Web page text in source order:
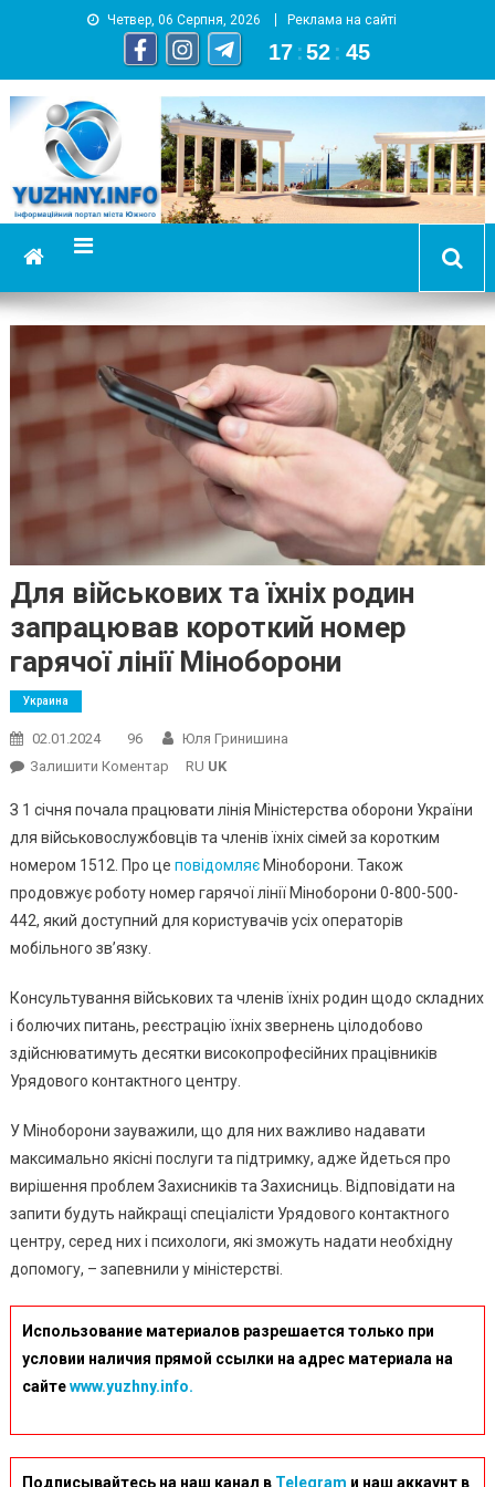
Четвер, 06 Серпня, 2026 Реклама на сайті
17 :52 : 45
YUZHNY.INFO
информационный портал города Южный
Для військових та їхніх родин
запрацював короткий номер
гарячої лінії Міноборони
Украина
02.01.2024 96
Юля Гринишина
Залишити КоментарOn
Військових
Та
Їхніх
Родин
Запрацював
Гарячої
Лінії
RU UK
З 1 січня почала працювати лінія Міністерства оборони України
для військовослужбовців та членів їхніх сімей за коротким
номером 1512. Про це повідомляєМіноборони. Також
продовжує роботу номер гарячої лінії Міноборони 0-800-500-
442, який доступний для користувачів усіх операторів
мобільного зв’язку.
Консультування військових та членів їхніх родин щодо складних
і болючих питань, реєстрацію їхніх звернень цілодобово
здійснюватимуть десятки високопрофесійних працівників
Урядового контактного центру.
У Міноборони зауважили, що для них важливо надавати
максимально якісні послуги та підтримку, адже йдеться про
вирішення проблем Захисників та Захисниць. Відповідати на
запити будуть найкращі спеціалісти Урядового контактного
центру, серед них і психологи, які зможуть надати необхідну
допомогу, – запевнили у міністерстві.
Использование материалов разрешается только при
условии наличия прямой ссылки на адрес материала на
сайтеwww.yuzhny.info.
Подписывайтесь на наш канал в Telegram и наш аккаунт в